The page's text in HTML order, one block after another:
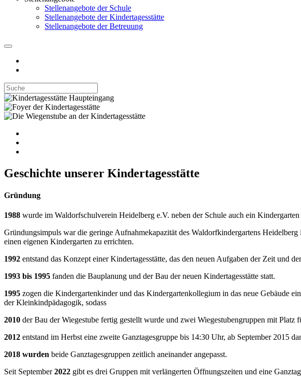
Stellenangebote der Schule
Stellenangebote der Kindertagesstätte
Stellenangebote der Betreuung
Geschichte unserer Kindertagesstätte
Gründung
1988 wurde im Waldorfschulverein Heidelberg e.V. neben der Schule auch ein
Gründungsimpuls war die geringe Aufnahmekapazität des Waldorfkindergartens
einen eigenen Kindergarten zu errichten.
1992 entstand das Konzept einer Kindertagesstätte, das den neuen Aufgaben der Zeit und
1993 bis 1995 fanden die Bauplanung und der Bau der neuen Kindertagesstätte statt.
1995 zogen die Kindergartenkinder und das Kindergartenkollegium in das neue Ge­bäude
der Kleinkindpädagogik, sodass
2010 der Bau der Wiegestube fertig gestellt wurde und zwei Wiegestubengruppen mit
2012 entstand im Herbst eine zweite Ganztagesgruppe bis 14:30 Uhr, ab September 2015
2018 wurden beide Ganztagesgruppen zeitlich aneinander angepasst.
Seit September2022 gibt es drei Gruppen mit verlängerten Öffnungszeiten und eine